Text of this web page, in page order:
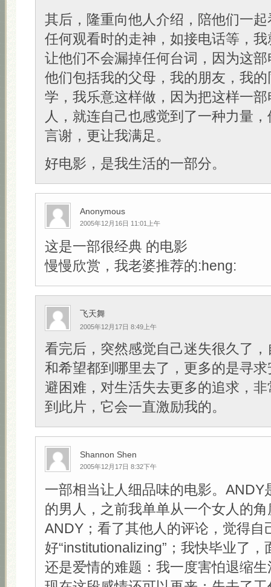
其后，隆重向他人介绍，陪他们一
任何观看时的走神，如接电话等，
让他们不会漏掉任何台词，因为这
他们包括我的父母，我的朋友，我
学，我乐意这样做，因为把这样一
人，就连自己也感觉到了一种力量
言谢，更让我满足。
好电影，是我生活的一部分。
Anonymous
2005年12月16日 11:01上午
这是一部很经典 的电影
慢慢欣赏，我老婆推荐的:heng:
飞天舞
2005年12月17日 8:49上午
看完后，突然感觉自己迷失很久了
和希望都到哪里去了，更多的是寻
避困难，对生活失去更多的追求，
到此片，它会一直激励我的。
Shannon Shen
2005年12月17日 8:32下午
一部相当让人细品味的电影。ANDY
的男人，之前我单单从一个女人的
ANDY；看了其他人的评论，觉得自
好“institutionalizing”；我快毕业了，
还是爱情的难题：我一度害怕退缩